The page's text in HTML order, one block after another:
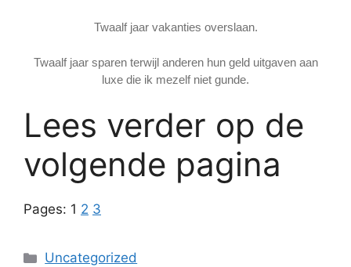
Twaalf jaar vakanties overslaan.
Twaalf jaar sparen terwijl anderen hun geld uitgaven aan
luxe die ik mezelf niet gunde.
Lees verder op de
volgende pagina
Pages: 1 2 3
Categories
Uncategorized